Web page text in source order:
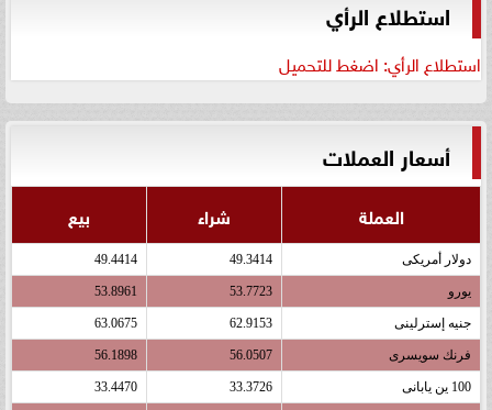
استطلاع الرأي
استطلاع الرأي: اضغط للتحميل
أسعار العملات
العملة شراء بيع
دولار أمريكى 49.3414
49.4414
يورو 53.7723
53.8961
جنيه إسترلينى 62.9153
63.0675
فرنك سويسرى 56.0507
56.1898
100 ين يابانى 33.3726
33.4470